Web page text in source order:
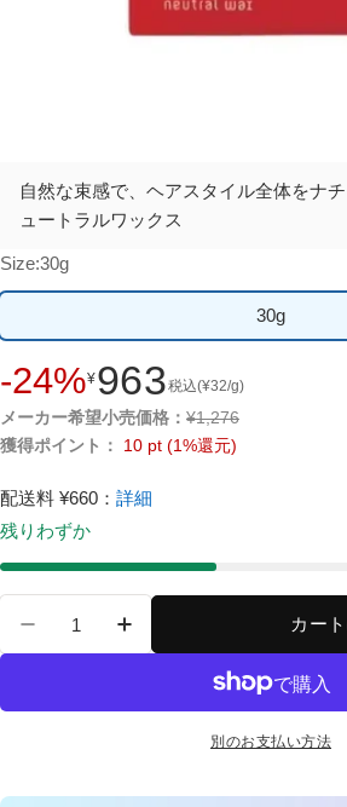
-24%
セ
ー
ル
格
¥963税込(¥32/g)
通
常
格
メーカー希望小売価格： ¥1,276
獲得ポイント： 10 pt (1%還元)
自然な束感で、ヘアスタイル全体をナ
ュートラルワックス
Size:30g
30g
配送料 ¥660 ： 詳細
残りわずか
ウェーボ デザインキューブ
ウェーボ デザインキ
カー
別のお支払い方法